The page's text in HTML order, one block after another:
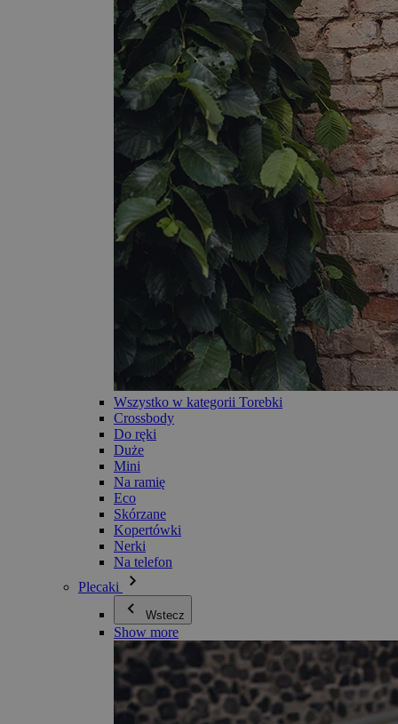
Wszystko w kategorii Torebki
Crossbody
Do ręki
Duże
Mini
Na ramię
Eco
Skórzane
Kopertówki
Nerki
Na telefon
Plecaki
Wstecz
Show more